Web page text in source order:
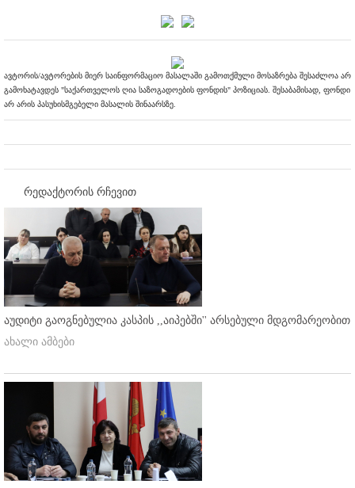
ავტორის/ავტორების მიერ საინფორმაციო მასალაში გამოთქმული მოსაზრება შესაძლოა არ
გამოხატავდეს "საქართველოს ღია საზოგადოების ფონდის" პოზიციას. შესაბამისად, ფონდი
არ არის პასუხისმგებელი მასალის შინაარსზე.
რედაქტორის რჩევით
აუდიტი გაოგნებულია კასპის ,,აიპებში'' არსებული მდგომარეობით
ახალი ამბები